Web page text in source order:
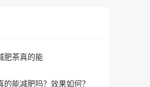
肥茶真的能
的能减肥吗？效果如何？